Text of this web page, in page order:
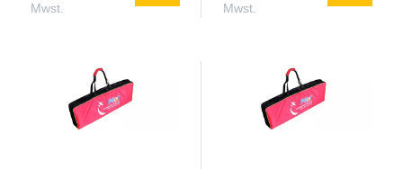
Mwst.
Mwst.